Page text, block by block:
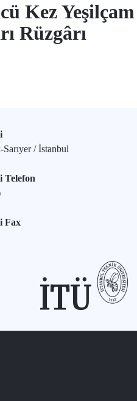
Kez Yeşilçam
Rüzgârı
/ İstanbul
Telefon
Fax